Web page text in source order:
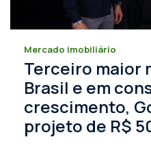
Mercado imobiliário
Terceiro maior
Brasil e em
crescimento,
projeto de R$